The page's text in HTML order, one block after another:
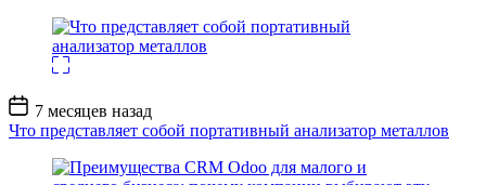
Дата
записи
7 месяцев назад
Что представляет собой портативный анализатор металлов